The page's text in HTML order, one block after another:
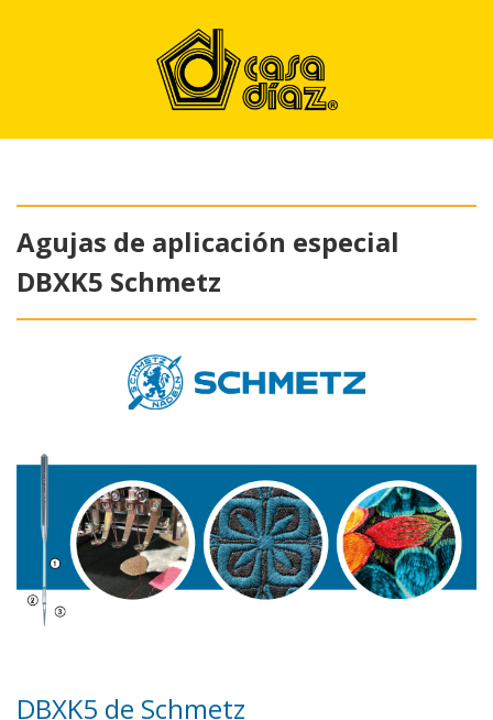
Agujas de aplicación especial
DBXK5 Schmetz
DBXK5 de Schmetz